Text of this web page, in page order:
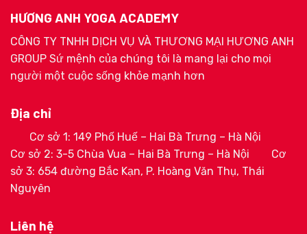
HƯƠNG ANH YOGA ACADEMY
CÔNG TY TNHH DỊCH VỤ VÀ THƯƠNG MẠI HƯƠNG ANH
GROUP Sứ mệnh của chúng tôi là mang lại cho mọi
người một cuộc sống khỏe mạnh hơn
Địa chỉ
Cơ sở 1: 149 Phố Huế – Hai Bà Trưng – Hà Nội
Cơ sở 2: 3-5 Chùa Vua – Hai Bà Trưng – Hà Nội
Cơ
sở 3: 654 đường Bắc Kạn, P. Hoàng Văn Thụ, Thái
Nguyên
Liên hệ